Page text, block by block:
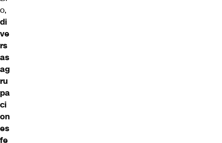
o,
di
ve
rs
as
ag
ru
pa
ci
on
es
fe